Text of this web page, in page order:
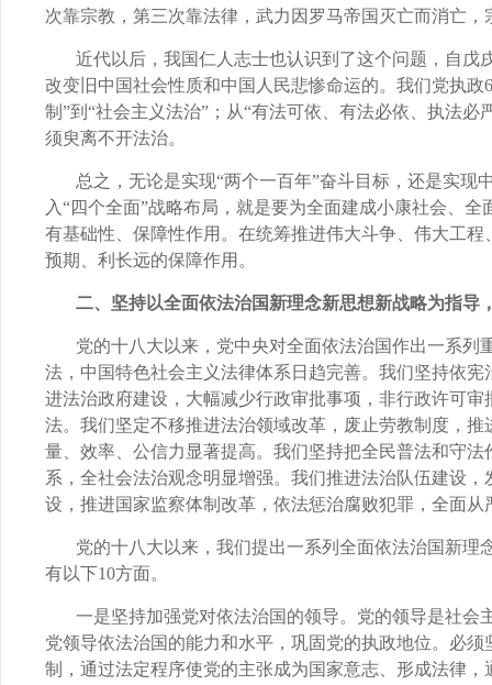
次靠宗教，第三次靠法律，武力因罗马帝国灭亡而消亡
近代以后，我国仁人志士也认识到了这个问题，自
改变旧中国社会性质和中国人民悲惨命运的。我们党执政
制 ”到 “社会主义法治” ；从“有法可依、有法必依、执法必
须臾离不开法治。
总之，无论是实现“两个一百年”奋斗目标，还是实
入“四个全面”战略布局，就是要为全面建成小康社会、
有基础性、保障性作用。在统筹推进伟大斗争、伟大工
预期、利长远的保障作用。
二、坚持以全面依法治国新理念新思想新战略为指导
党的十八大以来，党中央对全面依法治国作出一系
法，中国特色社会主义法律体系日趋完善。我们坚持依
进法治政府建设，大幅减少行政审批事项，非行政许可
法。我们坚定不移推进法治领域改革，废止劳教制度，
量、效率、公信力显著提高。我们坚持把全民普法和守
系，全社会法治观念明显增强。我们推进法治队伍建设
设，推进国家监察体制改革，依法惩治腐败犯罪，全面从
党的十八大以来，我们提出一系列全面依法治国新
有以下10方面。
一是坚持加强党对依法治国的领导。党的领导是社
党领导依法治国的能力和水平，巩固党的执政地位。必
制，通过法定程序使党的主张成为国家意志、形成法律